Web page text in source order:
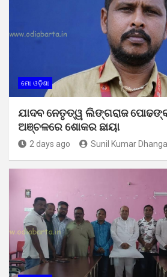
ମୋ ଓଡ଼ିଶା
ଯାଦବ ନେତୃତ୍ୱ ଲିଙ୍ଗରାଜ ପୋଢଙ୍କ
ଅଞ୍ଚଳରେ ଶୋକର ଛାୟା
2 days ago Sunil Kumar